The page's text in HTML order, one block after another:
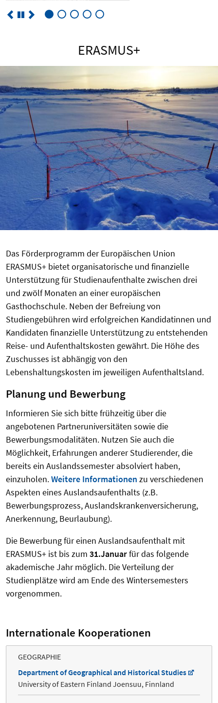
ERASMUS+
Das Förderprogramm der Europäischen Union
ERASMUS+ bietet organisatorische und finanzielle
Unterstützung für Studienaufenthalte zwischen drei
und zwölf Monaten an einer europäischen
Gasthochschule. Neben der Befreiung von
Studiengebühren wird erfolgreichen Kandidatinnen und
Kandidaten finanzielle Unterstützung zu entstehenden
Reise- und Aufenthaltskosten gewährt. Die Höhe des
Zuschusses ist abhängig von den
Lebenshaltungskosten im jeweiligen Aufenthaltsland.
Planung und Bewerbung
Informieren Sie sich bitte frühzeitig über die
angebotenen Partneruniversitäten sowie die
Bewerbungsmodalitäten. Nutzen Sie auch die
Möglichkeit, Erfahrungen anderer Studierender, die
bereits ein Auslandssemester absolviert haben,
einzuholen.Weitere Informationen zu verschiedenen
Aspekten eines Auslandsaufenthalts (z.B.
Bewerbungsprozess, Auslandskrankenversicherung,
Anerkennung, Beurlaubung).
Die Bewerbung für einen Auslandsaufenthalt mit
ERASMUS+ ist bis zum 31.Januarfür das folgende
akademische Jahr möglich. Die Verteilung der
Studienplätze wird am Ende des Wintersemesters
vorgenommen.
Internationale Kooperationen
GEOGRAPHIE
Department of Geographical and Historical Studies
University of Eastern Finland Joensuu, Finnland